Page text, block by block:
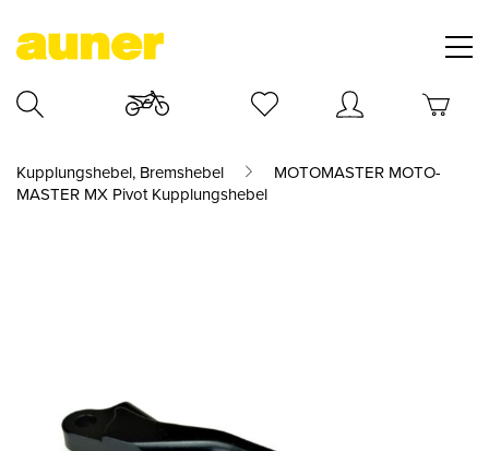
Kupplungshebel, Bremshebel
MOTOMASTER MOTO-
MASTER MX Pivot Kupplungshebel